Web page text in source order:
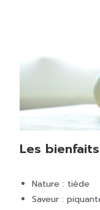
Les
Nature : tiède
Saveur :